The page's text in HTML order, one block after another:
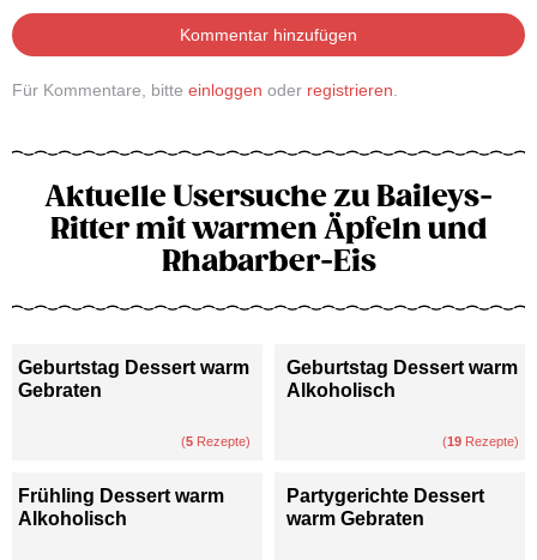
Kommentar hinzufügen
Für Kommentare, bitte einloggen oder registrieren
Aktuelle Usersuche zu Baileys-
Ritter mit warmen Äpfeln und
Rhabarber-Eis
Geburtstag Dessert warm
Gebraten
(5 Rezepte)
Geburtstag Dessert warm
Alkoholisch
(19 Rezepte)
Frühling Dessert warm
Alkoholisch
Partygerichte Dessert
warm Gebraten